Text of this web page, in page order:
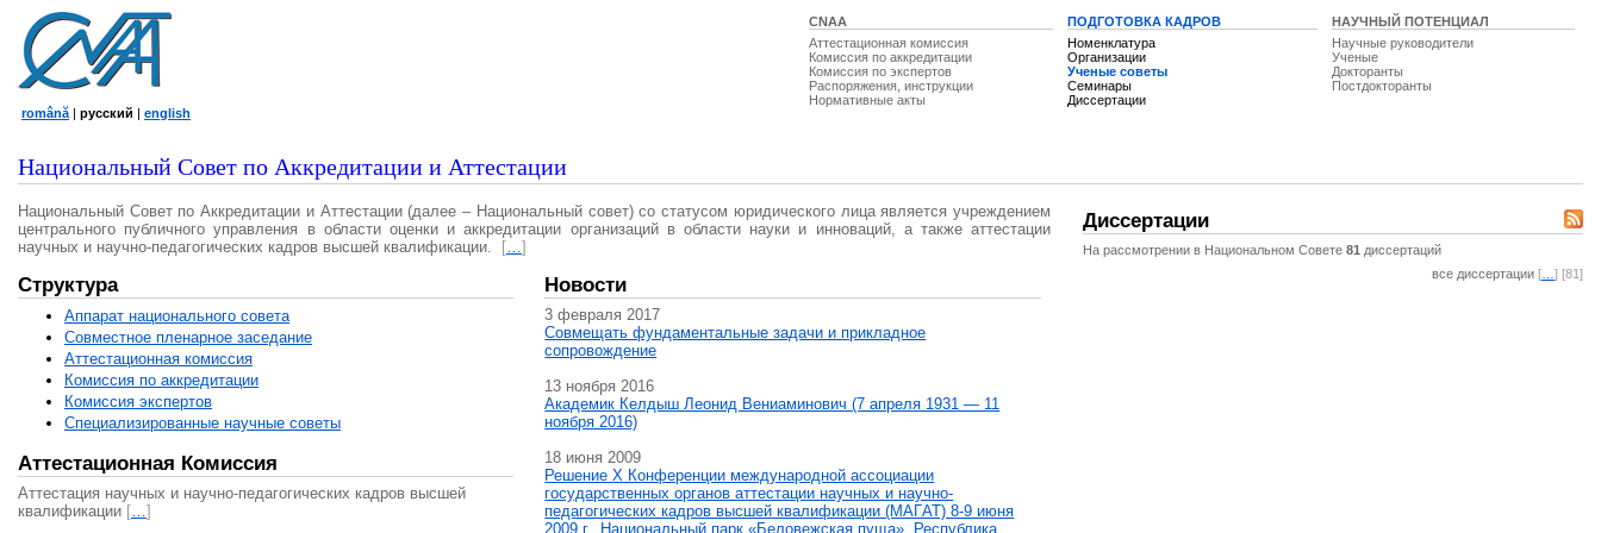
CNAA
Аттестационная комиссия
Комиссия по аккредитации
Комиссия по экспертов
Распоряжения, инструкции
Нормативные акты
ПОДГОТОВКА КАДРОВ
Номенклатура
Организации
Ученые советы
Семинары
Диссертации
НАУЧНЫЙ ПОТЕНЦИАЛ
Научные руководители
Ученые
Докторанты
Постдокторанты
română | русский | english
Национальный Совет по Аккредитации и Аттестации
Национальный Совет по Аккредитации и Аттестации (далее – Национальный совет) со статусом юридического лица является учреждением
центрального публичного управления в области оценки и аккредитации организаций в области науки и инноваций, а также аттестации
научных и научно-педагогических кадров высшей квалификации.
[…]
Структура
Аппарат национального совета
Совместное пленарное заседание
Аттестационная комисcия
Комиссия по аккредитации
Комиссия экспертов
Специализированные научные советы
Аттестационная Комиссия
Аттестация научных и научно-педагогических кадров высшей
квалификации […]
Новости
3 февраля 2017
Совмещать фундаментальные задачи и прикладное
сопровождение
13 ноября 2016
Академик Келдыш Леонид Вениаминович (7 апреля 1931 — 11
ноября 2016)
18 июня 2009
Решение X Конференции международной ассоциации
государственных органов аттестации научных и научно-
педагогических кадров высшей квалификации (МАГAT) 8-9 июня
2009 г., Национальный парк «Беловежская пуща», Республика
Диссертации
На рассмотрении в Национальном Совете 81 диссертаций
все диссертации [ ] [81]